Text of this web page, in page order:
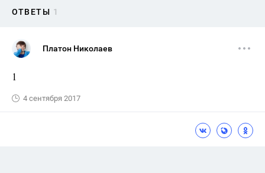
ОТВЕТЫ 1
Платон Николаев
1
4 сентября 2017